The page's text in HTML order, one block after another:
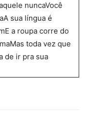
nuncaVocê
sua língua é
a roupa corre do
toda vez que
de ir pra sua